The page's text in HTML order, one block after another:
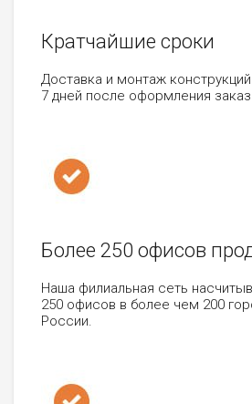
Кратчайшие сроки
Доставка и монтаж
7 дней после оформления
Более 250 офисов
Наша филиальная сеть
250 офисов в более чем 200
России.